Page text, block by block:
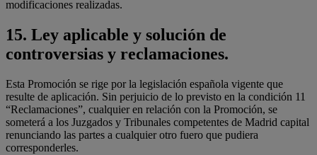
modificaciones realizadas.
15. Ley aplicable y solución de
controversias y reclamaciones.
Esta Promoción se rige por la legislación española vigente que
resulte de aplicación. Sin perjuicio de lo previsto en la condición 11
“Reclamaciones”, cualquier en relación con la Promoción, se
someterá a los Juzgados y Tribunales competentes de Madrid capital
renunciando las partes a cualquier otro fuero que pudiera
corresponderles.